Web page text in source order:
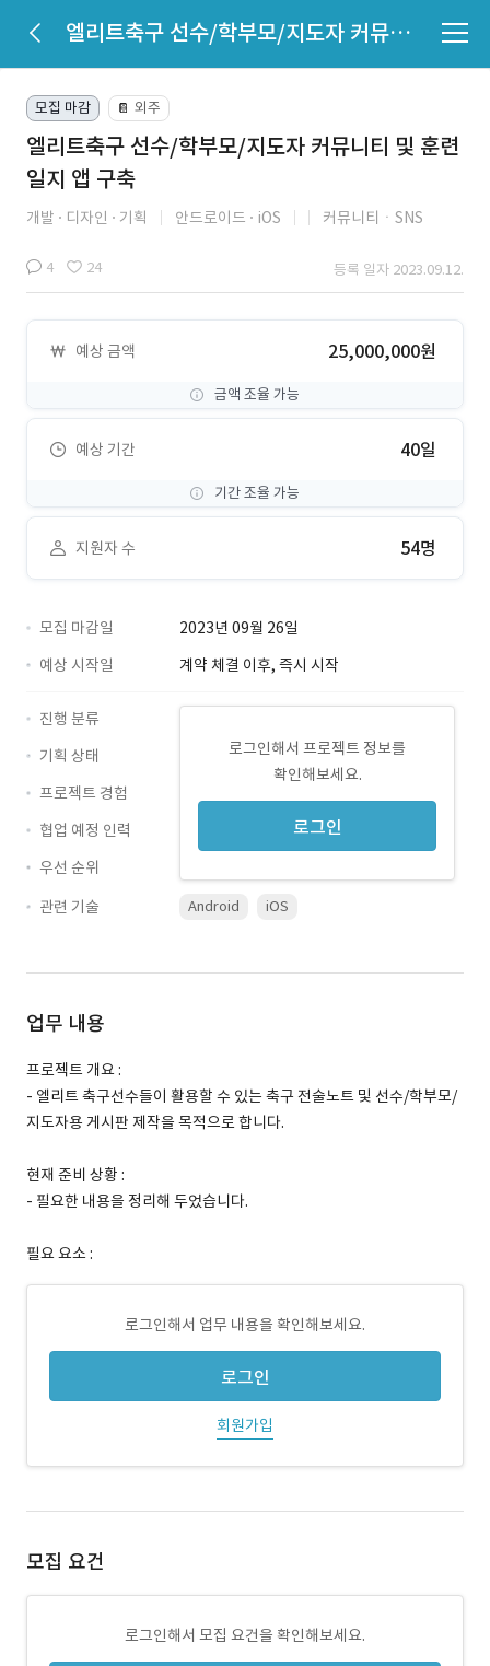
엘리트축구 선수/학부모/지도자 커뮤니티 및 훈련일지 앱 구축
모집 마감 📔 외주
엘리트축구 선수/학부모/지도자 커뮤니티 및 훈련
일지 앱 구축
개발 디자인 기획 안드로이드 iOS 커뮤니티ㆍSNS
4 24 등록 일자 2023.09.12.
예상 금액 25,000,000원
금액 조율 가능
예상 기간 40일
기간 조율 가능
지원자 수 54명
모집 마감일
2023년 09월 26일
예상 시작일
계약 체결 이후, 즉시 시작
로그인해서 프로젝트 정보를
확인해보세요.
로그인
진행 분류
기획 상태
프로젝트 경험
협업 예정 인력
우선 순위
관련 기술
Android iOS
업무 내용
프로젝트 개요 :
- 엘리트 축구선수들이 활용할 수 있는 축구 전술노트 및 선수/학부모/
지도자용 게시판 제작을 목적으로 합니다.
현재 준비 상황 :
- 필요한 내용을 정리해 두었습니다.
필요 요소 :
로그인해서 업무 내용을 확인해보세요.
로그인
회원가입
모집 요건
로그인해서 모집 요건을 확인해보세요.